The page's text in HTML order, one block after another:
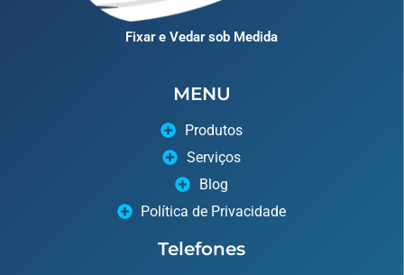
Fixar e Vedar sob Medida
MENU
Produtos
Serviços
Blog
Política de Privacidade
Telefones